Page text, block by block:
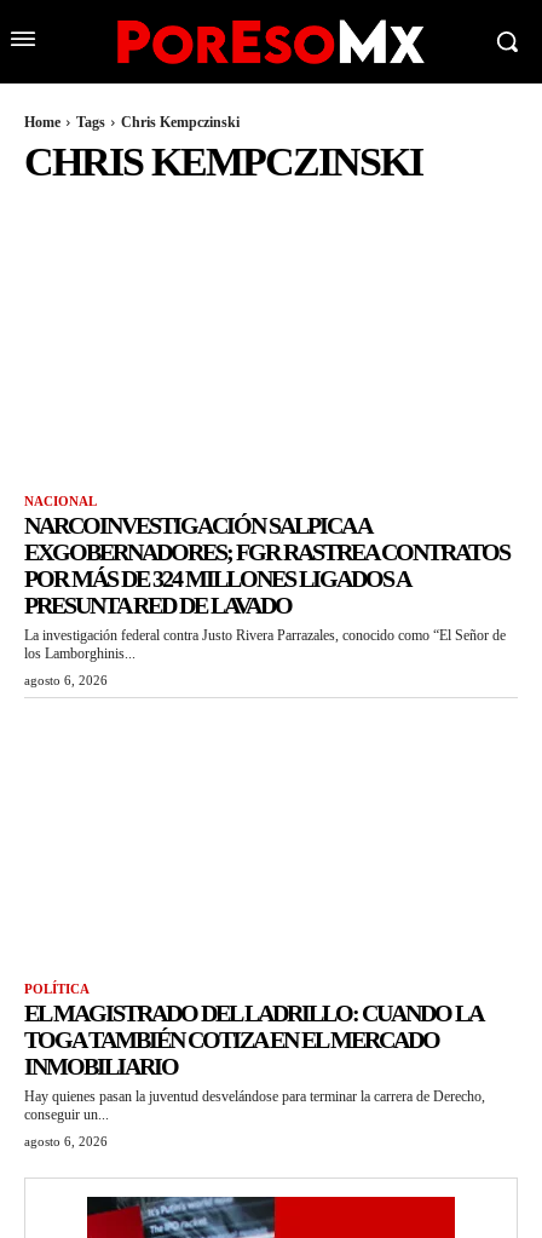
Home Tags Chris Kempczinski
CHRIS KEMPCZINSKI
NACIONAL
NARCOINVESTIGACIÓN SALPICA A
EXGOBERNADORES; FGR RASTREA CONTRATOS
POR MÁS DE 324 MILLONES LIGADOS A
PRESUNTA RED DE LAVADO
La investigación federal contra Justo Rivera Parrazales, conocido como “El Señor de
los Lamborghinis...
agosto 6, 2026
POLÍTICA
EL MAGISTRADO DEL LADRILLO: CUANDO LA
TOGA TAMBIÉN COTIZA EN EL MERCADO
INMOBILIARIO
Hay quienes pasan la juventud desvelándose para terminar la carrera de Derecho,
conseguir un...
agosto 6, 2026